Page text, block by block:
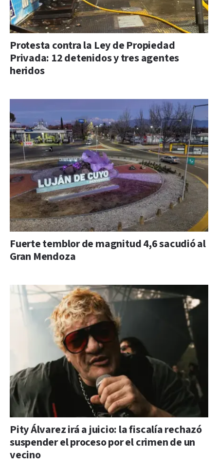
Protesta contra la Ley de Propiedad
Privada: 12 detenidos y tres agentes
heridos
Fuerte temblor de magnitud 4,6 sacudió al
Gran Mendoza
Pity Álvarez irá a juicio: la fiscalía rechazó
suspender el proceso por el crimen de un
vecino